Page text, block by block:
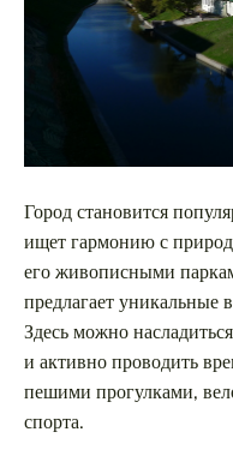
Город становится
ищет гармонию с
его живописными
предлагает уникальные
Здесь можно
и активно проводить
пешими прогулками,
спорта.